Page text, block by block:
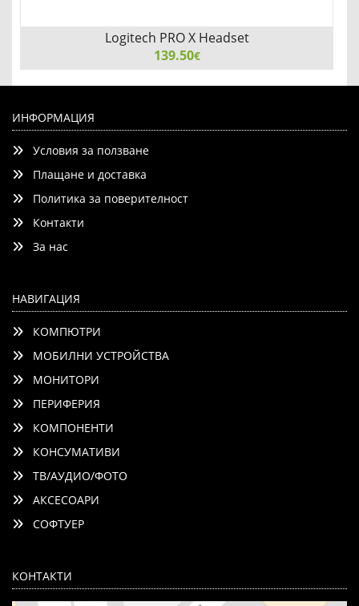
Headphone:X 2.0 Surround, Leather/Mesh Memory Foam
Ear Cushions, Blue Voice Microphone, Black
Logitech PRO X Headset
139.50€
ИНФОРМАЦИЯ
Условия за ползване
Плащане и доставка
Политика за поверителност
Контакти
За нас
НАВИГАЦИЯ
КОМПЮТРИ
МОБИЛНИ УСТРОЙСТВА
МОНИТОРИ
ПЕРИФЕРИЯ
КОМПОНЕНТИ
КОНСУМАТИВИ
ТВ/АУДИО/ФОТО
АКСЕСОАРИ
СОФТУЕР
КОНТАКТИ